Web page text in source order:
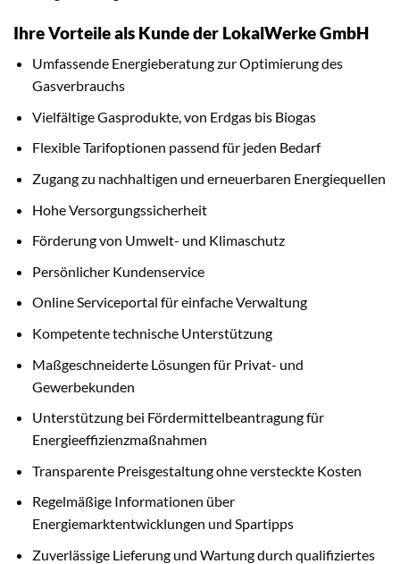
Ihre Vorteile als Kunde der LokalWerke GmbH
Umfassende Energieberatung zur Optimierung des
Gasverbrauchs
Vielfältige Gasprodukte, von Erdgas bis Biogas
Flexible Tarifoptionen passend für jeden Bedarf
Zugang zu nachhaltigen und erneuerbaren Energiequellen
Hohe Versorgungssicherheit
Förderung von Umwelt- und Klimaschutz
Persönlicher Kundenservice
Online Serviceportal für einfache Verwaltung
Kompetente technische Unterstützung
Maßgeschneiderte Lösungen für Privat- und
Gewerbekunden
Unterstützung bei Fördermittelbeantragung für
Energieeffizienzmaßnahmen
Transparente Preisgestaltung ohne versteckte Kosten
Regelmäßige Informationen über
Energiemarktentwicklungen und Spartipps
Zuverlässige Lieferung und Wartung durch qualifiziertes